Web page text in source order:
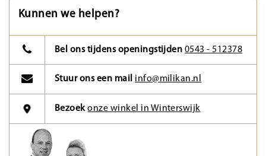
Kunnen we helpen?
Bel ons tijdens openingstijden 0543 - 512378
Stuur ons een mail info@milikan.nl
Bezoekonze winkel in Winterswijk